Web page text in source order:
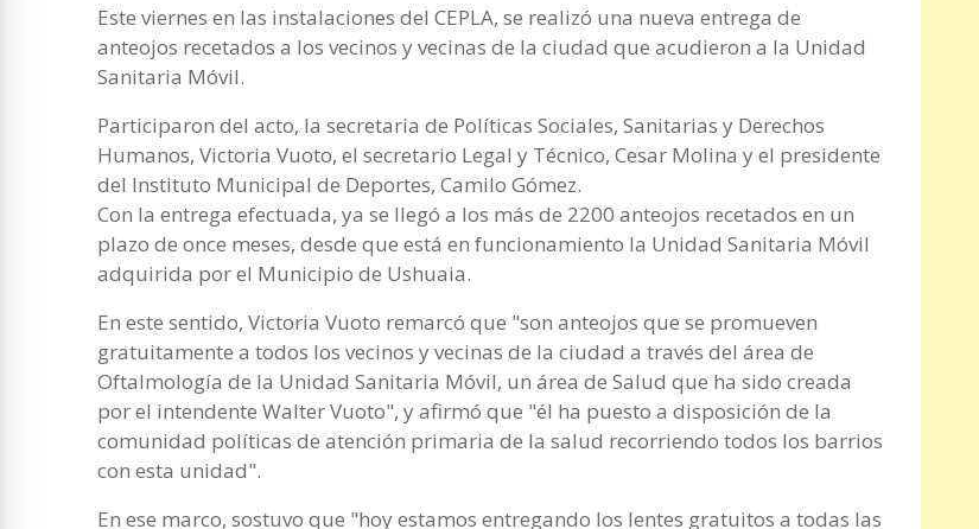
Este viernes en las instalaciones del CEPLA, se realizó una nueva entrega de
anteojos recetados a los vecinos y vecinas de la ciudad que acudieron a la Unidad
Sanitaria Móvil.
Participaron del acto, la secretaria de Políticas Sociales, Sanitarias y Derechos
Humanos, Victoria Vuoto, el secretario Legal y Técnico, Cesar Molina y el presidente
del Instituto Municipal de Deportes, Camilo Gómez.
Con la entrega efectuada, ya se llegó a los más de 2200 anteojos recetados en un
plazo de once meses, desde que está en funcionamiento la Unidad Sanitaria Móvil
adquirida por el Municipio de Ushuaia.
En este sentido, Victoria Vuoto remarcó que "son anteojos que se promueven
gratuitamente a todos los vecinos y vecinas de la ciudad a través del área de
Oftalmología de la Unidad Sanitaria Móvil, un área de Salud que ha sido creada
por el intendente Walter Vuoto", y afirmó que "él ha puesto a disposición de la
comunidad políticas de atención primaria de la salud recorriendo todos los barrios
con esta unidad".
En ese marco, sostuvo que "hoy estamos entregando los lentes gratuitos a todas las